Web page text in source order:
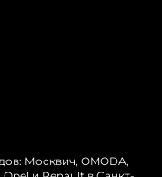
Москвич, OMODA,